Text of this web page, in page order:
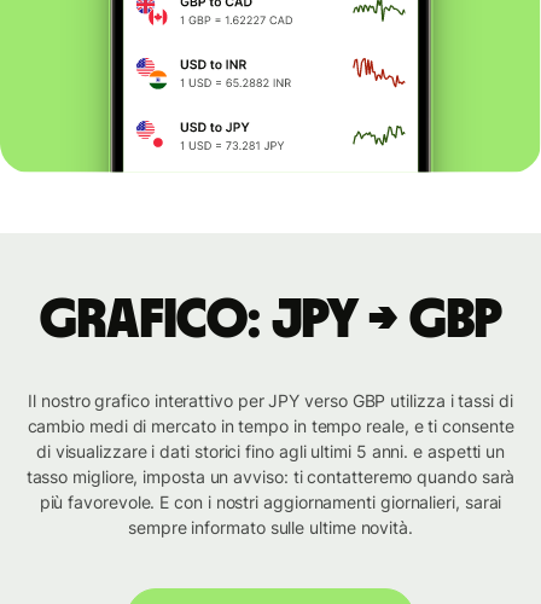
Grafico: JPY → GBP
Il nostro grafico interattivo per JPY verso GBP utilizza i tassi di
cambio medi di mercato in tempo in tempo reale, e ti consente
di visualizzare i dati storici fino agli ultimi 5 anni. e aspetti un
tasso migliore, imposta un avviso: ti contatteremo quando sarà
più favorevole. E con i nostri aggiornamenti giornalieri, sarai
sempre informato sulle ultime novità.